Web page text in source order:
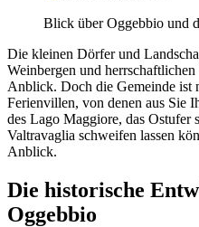
Blick über Oggebbio und
Die kleinen Dörfer und
Weinbergen und
Anblick. Doch die Gemeinde ist
Ferienvillen, von denen aus Sie
des Lago Maggiore, das
Valtravaglia schweifen lassen
Anblick.
Die historische
Oggebbio